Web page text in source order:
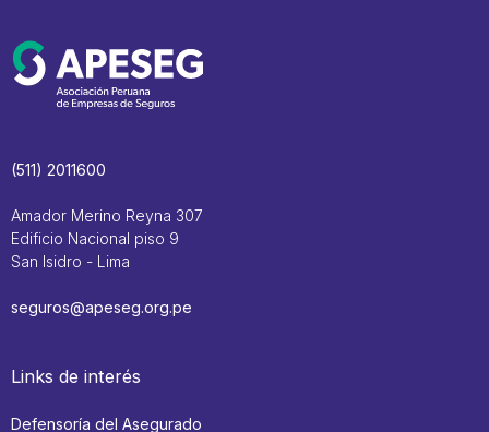
(511) 2011600
Amador Merino Reyna 307
Edificio Nacional piso 9
San Isidro - Lima
seguros@apeseg.org.pe
Links de interés
Defensoría del Asegurado